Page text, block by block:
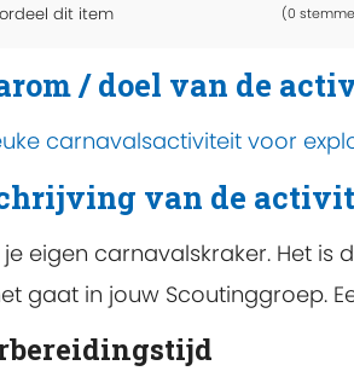
dit item (0
/ doel van de
carnavalsactiviteit voor
van de
je eigen carnavalskraker. Het
gaat in jouw Scoutinggroep.